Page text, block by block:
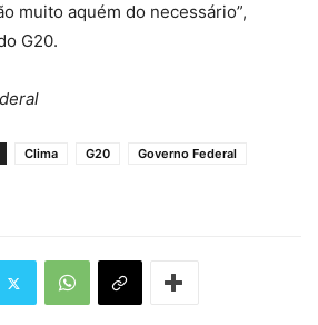
muito aquém do necessário”,
G20.
Clima G20
Governo Federal